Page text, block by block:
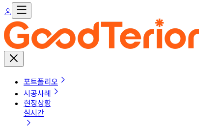
포트폴리오
시공사례
현장상황
실시간